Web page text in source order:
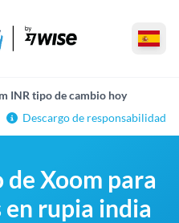
INR tipo de cambio hoy
Descargo de responsabilidad
Xoom para
rupia india